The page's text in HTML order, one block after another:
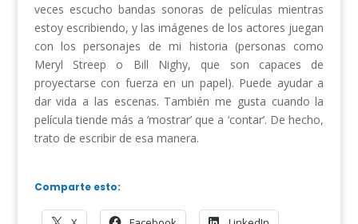
veces escucho bandas sonoras de películas mientras
estoy escribiendo, y las imágenes de los actores juegan
con los personajes de mi historia (personas como
Meryl Streep o Bill Nighy, que son capaces de
proyectarse con fuerza en un papel). Puede ayudar a
dar vida a las escenas. También me gusta cuando la
película tiende más a ‘mostrar’ que a ‘contar’. De hecho,
trato de escribir de esa manera.
Comparte esto: